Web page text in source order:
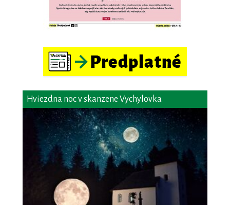
Hviezdna noc v skanzene Vychylovka